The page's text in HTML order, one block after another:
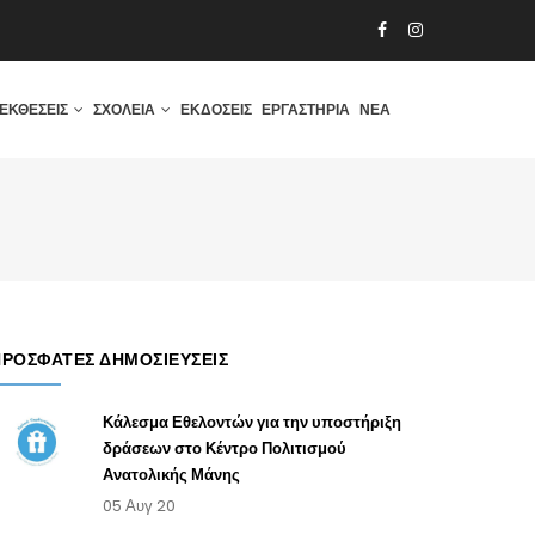
ΕΚΘΈΣΕΙΣ ΣΧΟΛΕΊΑ ΕΚΔΌΣΕΙΣ ΕΡΓΑΣΤΉΡΙΑ ΝΈΑ
ΔΗΜΟΣΙΕΎΣΕΙΣ
Κάλεσμα Εθελοντών για την υποστήριξη
δράσεων στο Κέντρο Πολιτισμού
Ανατολικής Μάνης
05 Αυγ 20